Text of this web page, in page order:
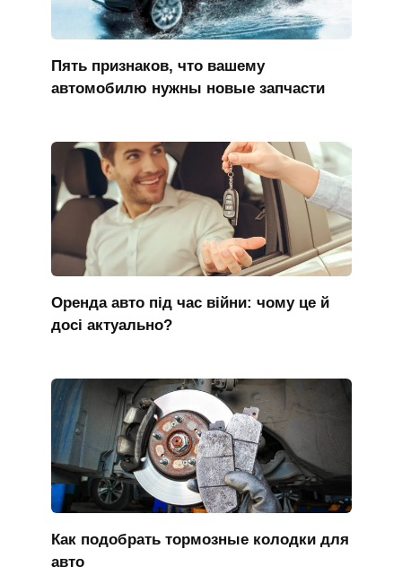
Пять признаков, что вашему
автомобилю нужны новые запчасти
Оренда авто під час війни: чому це й
досі актуально?
Как подобрать тормозные колодки для
авто